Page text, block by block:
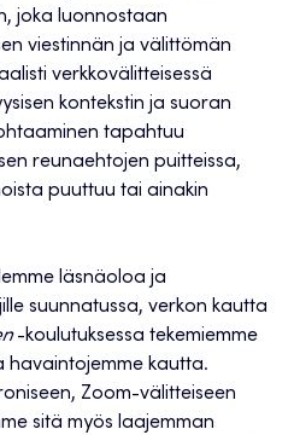
joka luonnostaan
viestinnän ja välittömän
verkkovälitteisessä
kontekstin ja suoran
tapahtuu
reunaehtojen puitteissa,
puuttuu tai ainakin
läsnäoloa ja
suunnatussa, verkon kautta
-koulutuksessa tekemiemme
havaintojemme kautta.
Zoom-välitteiseen
sitä myös laajemman